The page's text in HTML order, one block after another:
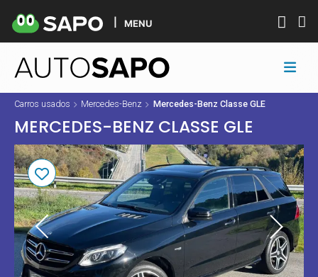
MENU
Carros usados Mercedes-Benz Mercedes-Benz Classe GLE
MERCEDES-BENZ CLASSE GLE